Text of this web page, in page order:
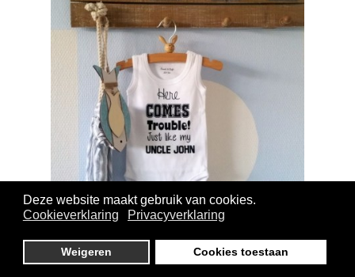
Deze website maakt gebruik van cookies.
Cookieverklaring
Privacyverklaring
Weigeren Cookies toestaan
Rompertje met tekst - Here comes trouble just
like my uncle